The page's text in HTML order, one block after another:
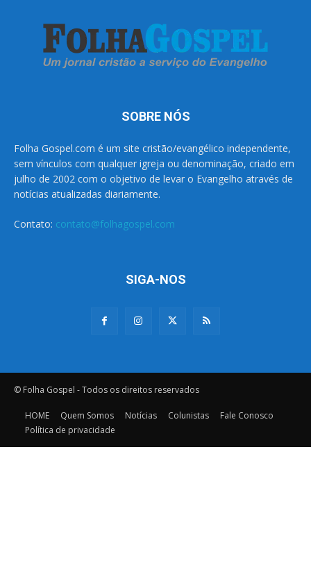
SOBRE NÓS
Folha Gospel.com é um site cristão/evangélico independente,
sem vínculos com qualquer igreja ou denominação, criado em
julho de 2002 com o objetivo de levar o Evangelho através de
notícias atualizadas diariamente.
Contato: contato@folhagospel.com
SIGA-NOS
© Folha Gospel - Todos os direitos reservados
HOME Quem Somos Notícias Colunistas
Fale Conosco
Política de privacidade